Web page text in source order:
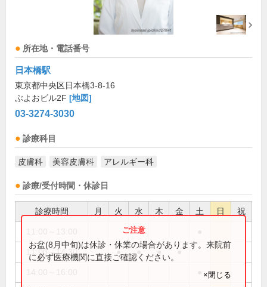
所在地・電話番号
日本橋駅
東京都中央区日本橋3-8-16
ぶよおビル2F [地図]
03-3274-3030
診療科目
皮膚科 美容皮膚科 アレルギー科
診療/受付時間・休診日
診療時間 月 火 水 木 金 土 日 祝
11:00～14:30 ● ● ● ●
お盆(8月中旬)は休診・休業の場合があります。来院前
に必ず医療機関に直接ご確認ください。
×閉じる